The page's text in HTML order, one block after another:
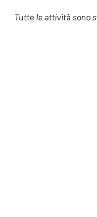
Tutte le attività sono